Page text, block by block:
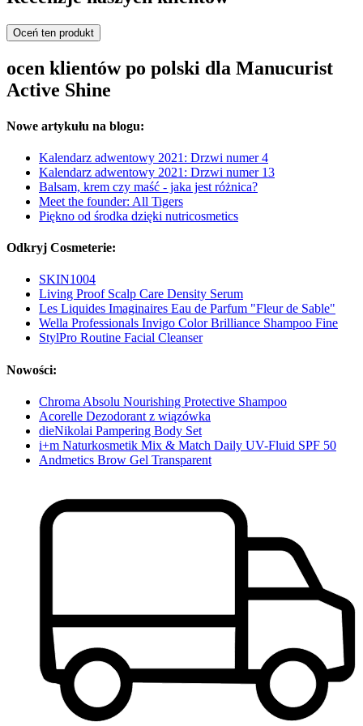
Oceń ten produkt
ocen klientów po polski dla Manucurist
Active Shine
Nowe artykułu na blogu:
Kalendarz adwentowy 2021: Drzwi numer 4
Kalendarz adwentowy 2021: Drzwi numer 13
Balsam, krem czy maść - jaka jest różnica?
Meet the founder: All Tigers
Piękno od środka dzięki nutricosmetics
Odkryj Cosmeterie:
SKIN1004
Living Proof Scalp Care Density Serum
Les Liquides Imaginaires Eau de Parfum "Fleur de Sable"
Wella Professionals Invigo Color Brilliance Shampoo Fine
StylPro Routine Facial Cleanser
Nowości:
Chroma Absolu Nourishing Protective Shampoo
Acorelle Dezodorant z wiązówka
dieNikolai Pampering Body Set
i+m Naturkosmetik Mix & Match Daily UV-Fluid SPF 50
Andmetics Brow Gel Transparent